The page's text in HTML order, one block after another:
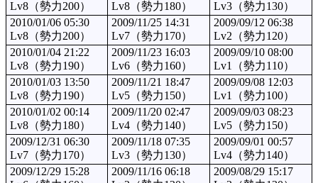
Lv8（勢力200）
Lv8（勢力180）
Lv3（勢力130）
2010/01/06 05:30
Lv8（勢力200）
2009/11/25 14:31
Lv7（勢力170）
2009/09/12 06:38
Lv2（勢力120）
2010/01/04 21:22
Lv8（勢力190）
2009/11/23 16:03
Lv6（勢力160）
2009/09/10 08:00
Lv1（勢力110）
2010/01/03 13:50
Lv8（勢力190）
2009/11/21 18:47
Lv5（勢力150）
2009/09/08 12:03
Lv1（勢力100）
2010/01/02 00:14
Lv8（勢力180）
2009/11/20 02:47
Lv4（勢力140）
2009/09/03 08:23
Lv5（勢力150）
2009/12/31 06:30
Lv7（勢力170）
2009/11/18 07:35
Lv3（勢力130）
2009/09/01 00:57
Lv4（勢力140）
2009/12/29 15:28
2009/11/16 06:18
2009/08/29 15:17